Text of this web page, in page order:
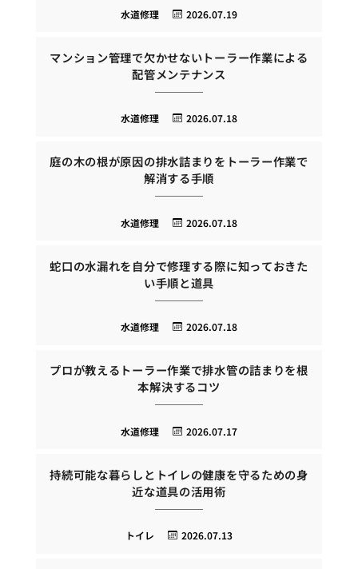
2026.07.19
水道修理
マンション管理で欠かせないトーラー作業による
配管メンテナンス
2026.07.18
水道修理
庭の木の根が原因の排水詰まりをトーラー作業で
解消する手順
2026.07.18
水道修理
蛇口の水漏れを自分で修理する際に知っておきた
い手順と道具
2026.07.18
水道修理
プロが教えるトーラー作業で排水管の詰まりを根
本解決するコツ
2026.07.17
水道修理
持続可能な暮らしとトイレの健康を守るための身
近な道具の活用術
2026.07.13
トイレ